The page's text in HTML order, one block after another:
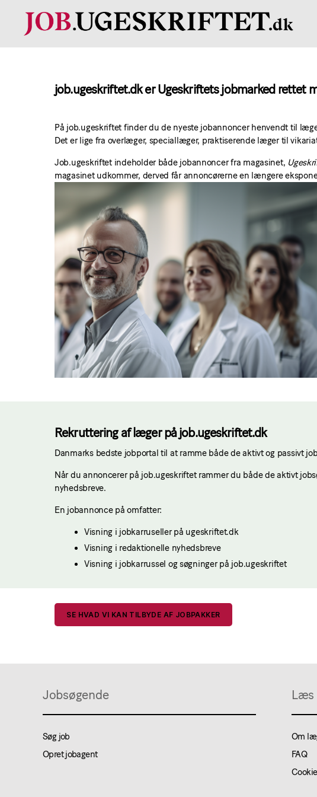
job.ugeskriftet.dk
job.ugeskriftet.dk er Ugeskriftets jobmarked rettet
På job.ugeskriftet finder du de nyeste jobannoncer henvendt til
Det er lige fra overlæger, speciallæger, praktiserende læger til
Job.ugeskriftet indeholder både jobannoncer fra magasinet,
magasinet udkommer, derved får annoncørerne en længere
Rekruttering af læger på job.ugeskriftet.dk
Danmarks bedste jobportal til at ramme både de aktivt og passivt
Når du annoncerer på job.ugeskriftet rammer du både de aktivt
nyhedsbreve.
En jobannonce på omfatter:
Visning i jobkarruseller på ugeskriftet.dk
Visning i redaktionelle nyhedsbreve
Visning i jobkarrussel og søgninger på job.ugeskriftet
SE HVAD VI KAN TILBYDE AF JOBPAKKER
Jobsøgende
Søg job
Opret jobagent
Læs
Om
FAQ